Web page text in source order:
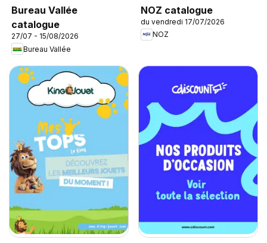
Bureau Vallée
catalogue
27/07 - 15/08/2026
Bureau Vallée
NOZ catalogue
du vendredi 17/07/2026
NOZ